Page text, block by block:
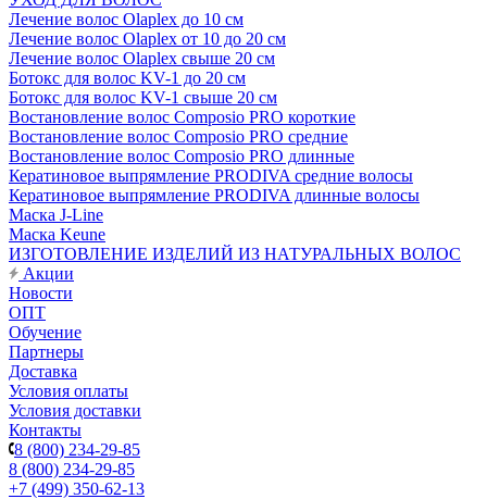
Лечение волос Olapleх до 10 см
Лечение волос Olapleх от 10 до 20 см
Лечение волос Olapleх свыше 20 см
Ботокс для волос KV-1 до 20 см
Ботокс для волос KV-1 свыше 20 см
Востановление волос Composio PRO короткие
Востановление волос Composio PRO средние
Востановление волос Composio PRO длинные
Кератиновое выпрямление PRODIVA средние волосы
Кератиновое выпрямление PRODIVA длинные волосы
Маска J-Line
Маска Keune
ИЗГОТОВЛЕНИЕ ИЗДЕЛИЙ ИЗ НАТУРАЛЬНЫХ ВОЛОС
Акции
Новости
ОПТ
Обучение
Партнеры
Доставка
Условия оплаты
Условия доставки
Контакты
8 (800) 234-29-85
8 (800) 234-29-85
+7 (499) 350-62-13